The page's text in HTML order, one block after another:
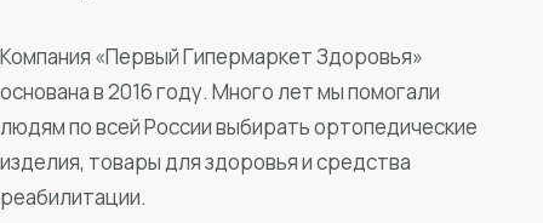
Компания «Первый Гипермаркет Здоровья»
основана в 2016 году. Много лет мы помогали
людям по всей России выбирать ортопедические
изделия, товары для здоровья и средства
реабилитации.